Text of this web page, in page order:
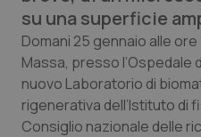
Calabria
Campania
Emilia-Romagna
Asma & BPCO
Car-T
Colesterolo &
su una superficie
Domani 25 gennaio alle ore
Massa, presso l’Ospedale
nuovo Laboratorio di
rigenerativa dell’Istituto di
Consiglio nazionale delle